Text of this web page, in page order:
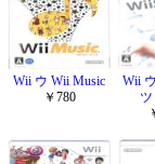
Wii ウ Wii Music
￥780
Wii